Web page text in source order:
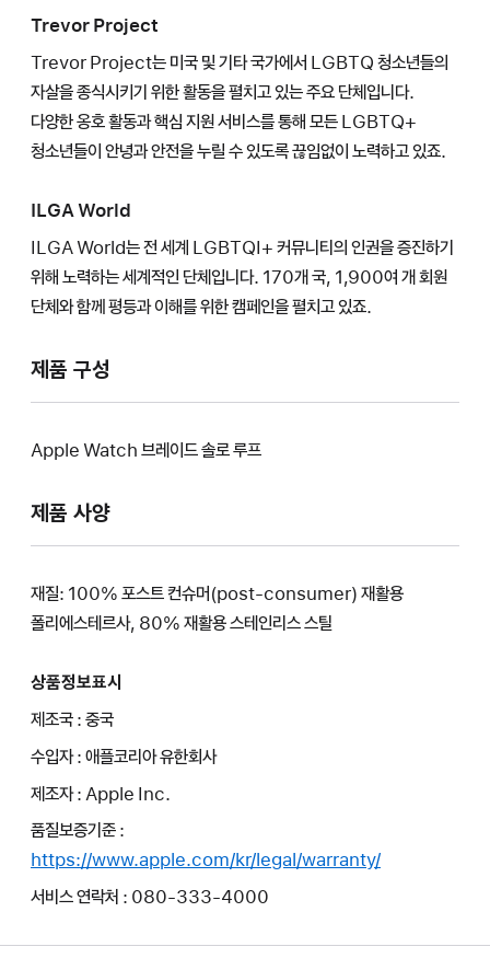
Trevor Project
Trevor Project는 미국 및 기타 국가에서 LGBTQ 청소년들의
자살을 종식시키기 위한 활동을 펼치고 있는 주요 단체입니다.
다양한 옹호 활동과 핵심 지원 서비스를 통해 모든 LGBTQ+
청소년들이 안녕과 안전을 누릴 수 있도록 끊임없이 노력하고 있죠.
ILGA World
ILGA World는 전 세계 LGBTQI+ 커뮤니티의 인권을 증진하기
위해 노력하는 세계적인 단체입니다. 170개 국, 1,900여 개 회원
단체와 함께 평등과 이해를 위한 캠페인을 펼치고 있죠.
제품 구성
Apple Watch 브레이드 솔로 루프
제품 사양
재질: 100% 포스트 컨슈머(post-consumer) 재활용
폴리에스테르사, 80% 재활용 스테인리스 스틸
상품정보표시
제조국 : 중국
수입자 : 애플코리아 유한회사
제조자 : Apple Inc.
품질보증기준 :
https://www.apple.com/kr/legal/warranty/
서비스 연락처 : 080-333-4000